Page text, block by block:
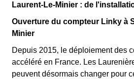
Laurent-Le-Minier : de
Ouverture du compteur Linky à
Minier
Depuis 2015, le déploiement des
accéléré en France. Les
peuvent désormais changer pour